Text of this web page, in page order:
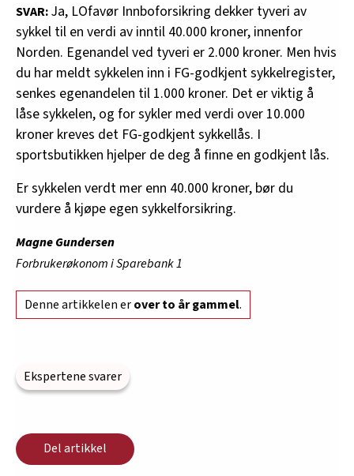
SVAR:Ja, LOfavør Innboforsikring dekker tyveri av
sykkel til en verdi av inntil 40.000 kroner, innenfor
Norden. Egenandel ved tyveri er 2.000 kroner. Men hvis
du har meldt sykkelen inn i FG-godkjent sykkelregister,
senkes egenandelen til 1.000 kroner. Det er viktig å
låse sykkelen, og for sykler med verdi over 10.000
kroner kreves det FG-godkjent sykkellås. I
sportsbutikken hjelper de deg å finne en godkjent lås.
Er sykkelen verdt mer enn 40.000 kroner, bør du
vurdere å kjøpe egen sykkelforsikring.
Magne Gundersen
Forbrukerøkonom i Sparebank 1
Denne artikkelen erover to år gammel.
Ekspertene svarer
Del artikkel